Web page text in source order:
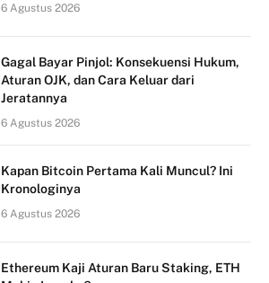
6 Agustus 2026
Gagal Bayar Pinjol: Konsekuensi Hukum,
Aturan OJK, dan Cara Keluar dari
Jeratannya
6 Agustus 2026
Kapan Bitcoin Pertama Kali Muncul? Ini
Kronologinya
6 Agustus 2026
Ethereum Kaji Aturan Baru Staking, ETH